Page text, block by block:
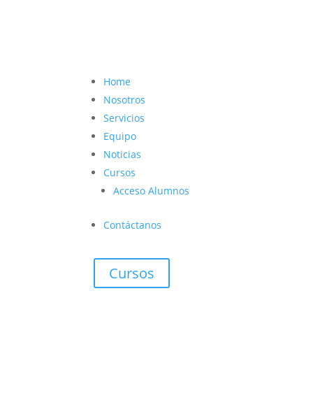
Home
Nosotros
Servicios
Equipo
Noticias
Cursos
Acceso Alumnos
Contáctanos
Cursos